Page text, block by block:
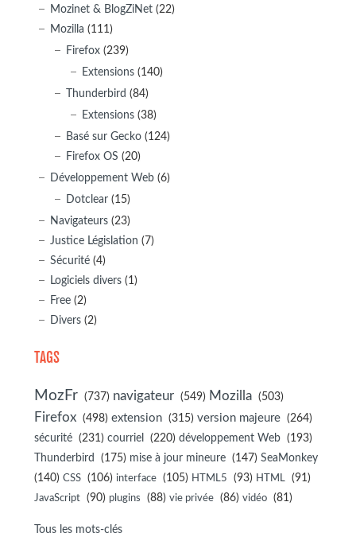
Mozinet & BlogZiNet (22)
Mozilla (111)
Firefox (239)
Extensions (140)
Thunderbird (84)
Extensions (38)
Basé sur Gecko (124)
Firefox OS (20)
Développement Web (6)
Dotclear (15)
Navigateurs (23)
Justice Législation (7)
Sécurité (4)
Logiciels divers (1)
Free (2)
Divers (2)
TAGS
MozFr (737) navigateur (549) Mozilla (503)
Firefox (498) extension (315) version majeure (264)
sécurité (231) courriel (220) développement Web (193)
Thunderbird (175) mise à jour mineure (147) SeaMonkey
(140) CSS (106) interface (105) HTML5 (93) HTML (91)
JavaScript (90) plugins (88) vie privée (86) vidéo (81)
Tous les mots-clés